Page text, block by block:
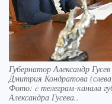
Губернатор Александр
Дмитрия Кондратова
Фото: c телеграм-канала
Александра Гусева..